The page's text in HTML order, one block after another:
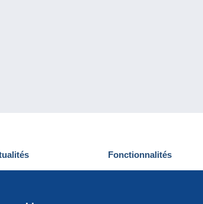
Delcampe
Fonctionnalités
Nouveautés